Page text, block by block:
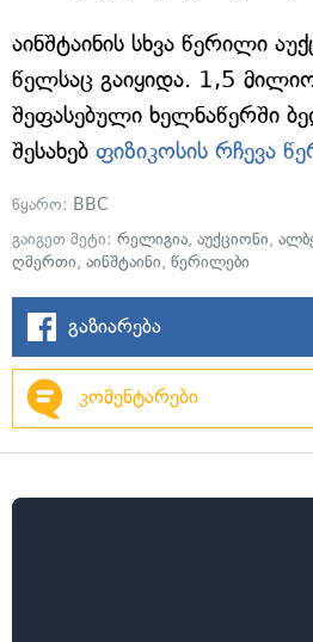
აინშტაინის სხვა წერილი
წელსაც გაიყიდა. 1,5
შეფასებული ხელნაწერში
შესახებ ფიზიკოსის რჩევა
წყარო: BBC
გაიგეთ მეტი: რელიგია, აუქციონი,
ღმერთი, აინშტაინი, წერილები
გაზიარება
კომენტარები